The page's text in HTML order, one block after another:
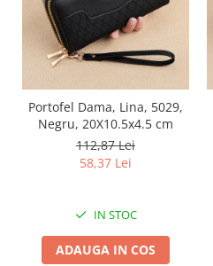
Portofel Dama, Lina, 5029,
Negru, 20X10.5x4.5 cm
112,87 Lei
58,37 Lei
IN STOC
ADAUGA IN COS